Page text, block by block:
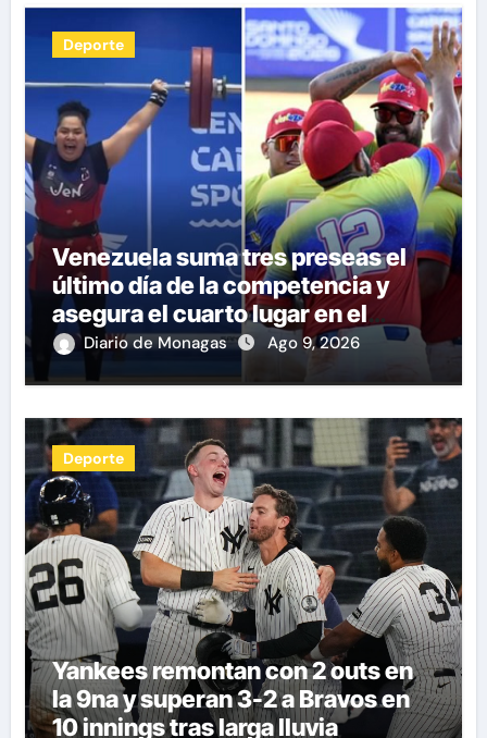
Deporte
Venezuela suma tres preseas el
último día de la competencia y
asegura el cuarto lugar en el
premiación de los Juegos CAC
Diario de Monagas Ago 9, 2026
Deporte
Yankees remontan con 2 outs en
la 9na y superan 3-2 a Bravos en
10 innings tras larga lluvia